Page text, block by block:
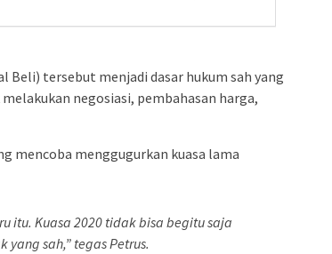
Beli) tersebut menjadi dasar hukum sah yang
negosiasi, pembahasan harga,
mencoba menggugurkan kuasa lama
itu. Kuasa 2020 tidak bisa begitu saja
sah,” tegas Petrus.